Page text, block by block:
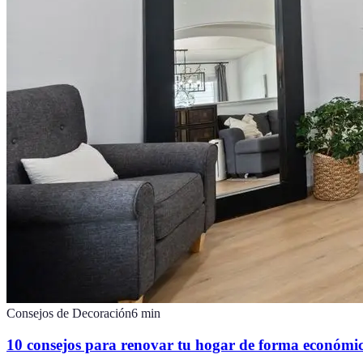
Consejos de Decoración6 min
10 consejos para renovar tu hogar de forma